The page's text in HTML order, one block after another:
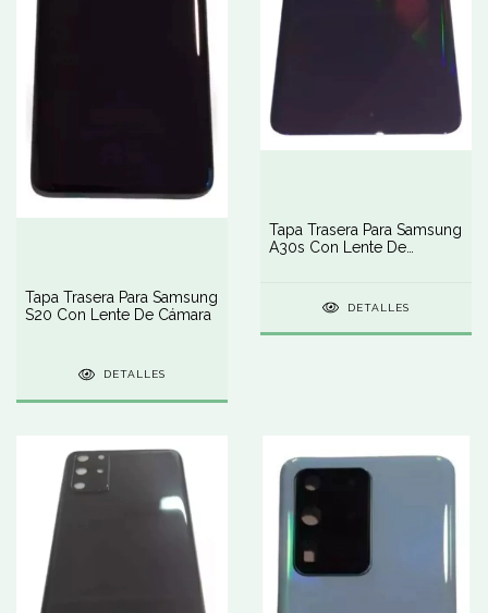
Tapa Trasera Para Samsung
S20 Con Lente De Cámara
DETALLES
Tapa Trasera Para Samsung
A30s Con Lente De
DETALLES